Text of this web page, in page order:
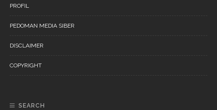
PROFIL
PEDOMAN MEDIA SIBER
DISCLAIMER
COPYRIGHT
SEARCH